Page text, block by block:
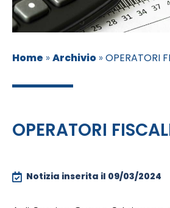
Home » Archivio » OPERATORI
OPERATORI
Notizia inserita il 09/03/2024